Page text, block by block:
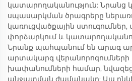
կատարողականություն: Նրանց
սպասարկման ծրագրերը
կառուցվածքային ստուգումներ,
փորձարկում և
Նրանք պահպանում են արագ
արտակարգ
խափանումների համար,
անջատման ժամանակը: Այս